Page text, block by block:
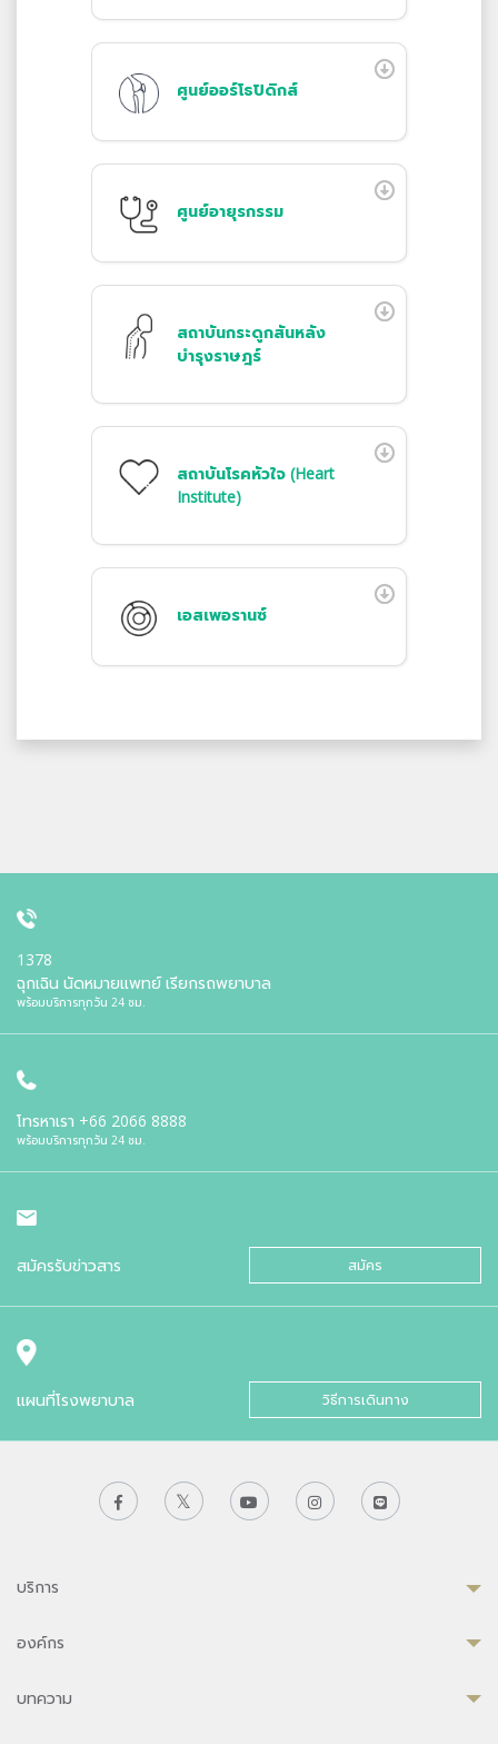
ศูนย์ออร์โธปิดิกส์
ศูนย์อายุรกรรม
สถาบันกระดูกสันหลัง
บำรุงราษฎร์
สถาบันโรคหัวใจ (Heart
Institute)
เอสเพอรานซ์
1378
ฉุกเฉิน นัดหมายแพทย์ เรียกรถพยาบาล
พร้อมบริการทุกวัน 24 ชม.
โทรหาเรา +66 2066 8888
พร้อมบริการทุกวัน 24 ชม.
สมัครรับข่าวสาร สมัคร
แผนที่โรงพยาบาล วิธีการเดินทาง
บริการ
องค์กร
บทความ